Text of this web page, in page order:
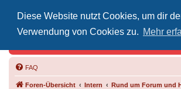
Diese Website nutzt Cookies, um dir
Verwendung von Cookies zu. Mehr
FAQ
Foren-Übersicht Intern Rund um Forum und